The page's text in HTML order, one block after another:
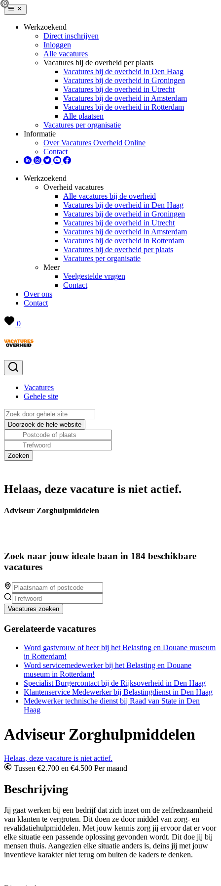
Werkzoekend
Direct inschrijven
Inloggen
Alle vacatures
Vacatures bij de overheid per plaats
Vacatures bij de overheid in Den Haag
Vacatures bij de overheid in Groningen
Vacatures bij de overheid in Utrecht
Vacatures bij de overheid in Amsterdam
Vacatures bij de overheid in Rotterdam
Alle plaatsen
Vacatures per organisatie
Informatie
Over Vacatures Overheid Online
Contact
Werkzoekend
Overheid vacatures
Alle vacatures bij de overheid
Vacatures bij de overheid in Den Haag
Vacatures bij de overheid in Groningen
Vacatures bij de overheid in Utrecht
Vacatures bij de overheid in Amsterdam
Vacatures bij de overheid in Rotterdam
Vacatures bij de overheid per plaats
Vacatures per organisatie
Meer
Veelgestelde vragen
Contact
Over ons
Contact
0
Vacatures
Gehele site
Helaas, deze vacature is niet actief.
Adviseur Zorghulpmiddelen
Zoek naar jouw ideale baan in 184 beschikbare
vacatures
Vacatures zoeken
Gerelateerde vacatures
Word gastvrouw of heer bij het Belasting en Douane museum
in Rotterdam!
Word servicemedewerker bij het Belasting en Douane
museum in Rotterdam!
Specialist Burgercontact bij de Rijksoverheid in Den Haag
Klantenservice Medewerker bij Belastingdienst in Den Haag
Medewerker technische dienst bij Raad van State in Den
Haag
Adviseur Zorghulpmiddelen
Helaas, deze vacature is niet actief.
Tussen €2.700 en €4.500 Per maand
Beschrijving
Jij gaat werken bij een bedrijf dat zich inzet om de zelfredzaamheid
van klanten te vergroten. Dit doen ze door middel van zorg- en
revalidatiehulpmiddelen. Met jouw kennis zorg jij ervoor dat er voor
elke situatie een passende oplossing gevonden wordt. Dit doe jij bij
mensen thuis. Aangezien elke situatie anders is, deins jij met jouw
inventieve karakter niet terug om buiten de kaders te denken.